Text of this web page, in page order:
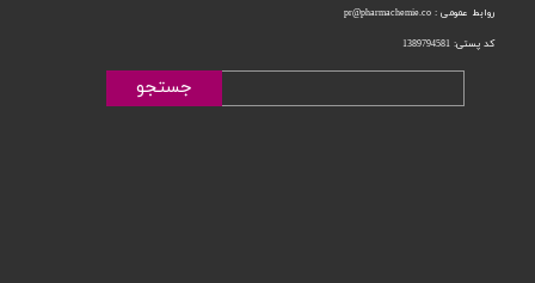
روابط عمومی : pr@pharmachemie.co
کد پستی: 1389794581
جستجو